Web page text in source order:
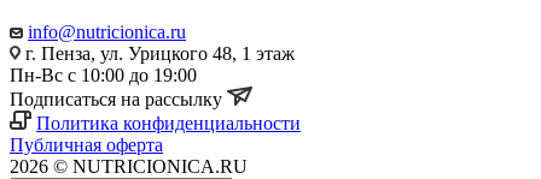
info@nutricionica.ru
г. Пенза, ул. Урицкого 48, 1 этаж
Пн-Вс с 10:00 до 19:00
Подписаться на рассылку
Политика конфиденциальности
Публичная оферта
2026 © NUTRICIONICA.RU